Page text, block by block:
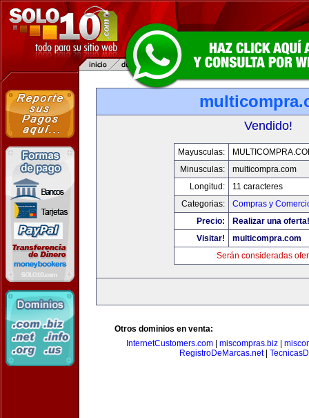
Vendido!
Mayusculas:
Minusculas:
multicompra.com
Longitud:
11 caracteres
Categorias:
Compras y
Precio:
Realizar una oferta!
Visitar!
multicompra.com
Serán consideradas
Otros dominios en venta:
InternetCustomers.com| miscompras.biz|
RegistroDeMarcas.net|